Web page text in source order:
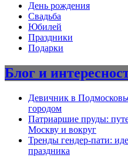
День рождения
Свадьба
Юбилей
Праздники
Подарки
Блог и
Девичник в
городом
Патриаршие пруды:
Москву и вокруг
Тренды гендер-пати:
праздника